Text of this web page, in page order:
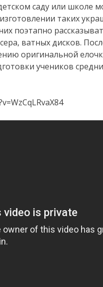
саду или школе
таких
поэтапно
ватных дисков.
оригинальной
учеников